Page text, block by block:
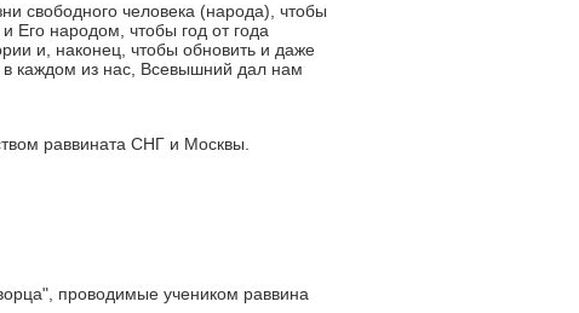
свободного человека (народа), чтобы
Его народом, чтобы год от года
и, наконец, чтобы обновить и даже
каждом из нас, Всевышний дал нам
раввината СНГ и Москвы.
проводимые учеником раввина